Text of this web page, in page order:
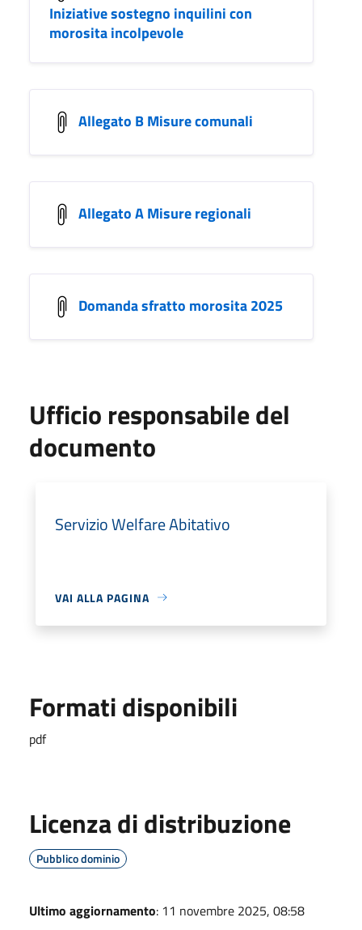
Iniziative sostegno inquilini con
morosita incolpevole
Allegato B Misure comunali
Allegato A Misure regionali
Domanda sfratto morosita 2025
Ufficio responsabile del
documento
Servizio Welfare Abitativo
VAI ALLA PAGINA
Formati disponibili
pdf
Licenza di distribuzione
Pubblico dominio
Ultimo aggiornamento: 11 novembre 2025, 08:58